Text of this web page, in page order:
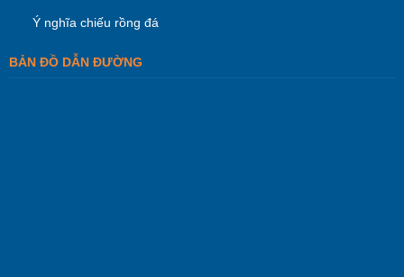
Ý nghĩa chiếu rồng đá
BẢN ĐỒ DẪN ĐƯỜNG